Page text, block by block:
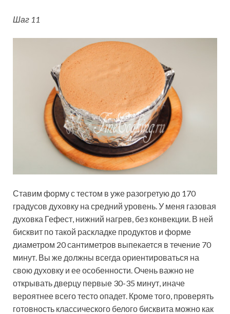
Шаг 11
Ставим форму с тестом в уже разогретую до 170
градусов духовку на средний уровень. У меня газовая
духовка Гефест, нижний нагрев, без конвекции. В ней
бисквит по такой раскладке продуктов и форме
диаметром 20 сантиметров выпекается в течение 70
минут. Вы же должны всегда ориентироваться на
свою духовку и ее особенности. Очень важно не
открывать дверцу первые 30-35 минут, иначе
вероятнее всего тесто опадет. Кроме того, проверять
готовность классического белого бисквита можно как